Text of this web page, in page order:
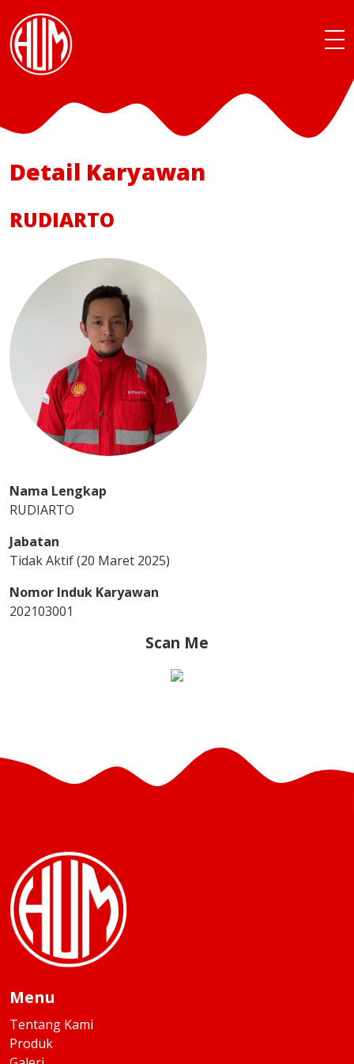
Detail Karyawan
RUDIARTO
Nama Lengkap
RUDIARTO
Jabatan
Tidak Aktif (20 Maret 2025)
Nomor Induk Karyawan
202103001
Scan Me
Menu
Tentang Kami
Produk